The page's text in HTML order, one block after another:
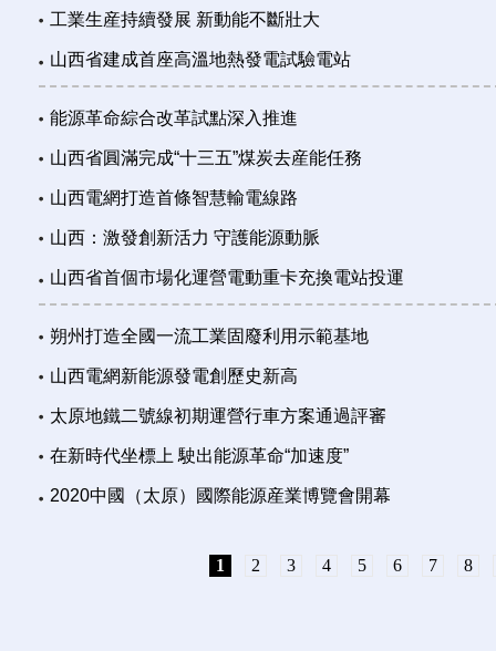
工業生産持續發展 新動能不斷壯大
山西省建成首座高溫地熱發電試驗電站
能源革命綜合改革試點深入推進
山西省圓滿完成“十三五”煤炭去産能任務
山西電網打造首條智慧輸電線路
山西：激發創新活力 守護能源動脈
山西省首個市場化運營電動重卡充換電站投運
朔州打造全國一流工業固廢利用示範基地
山西電網新能源發電創歷史新高
太原地鐵二號線初期運營行車方案通過評審
在新時代坐標上 駛出能源革命“加速度”
2020中國（太原）國際能源産業博覽會開幕
1 2 3 4 5 6 7 8